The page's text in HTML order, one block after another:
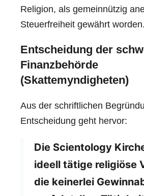
Religion, als gemeinnützig
Steuerfreiheit gewährt worden.
Entscheidung der
Finanzbehörde
(Skattemyndigheten)
Aus der schriftlichen
Entscheidung geht hervor:
Die Scientology
ideell tätige religiöse
die keinerlei